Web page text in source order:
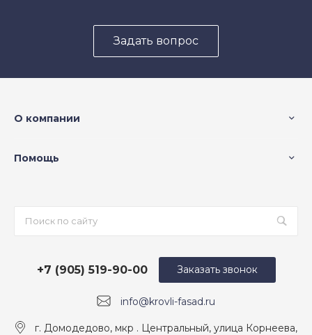
Задать вопрос
О компании
Помощь
info@krovli-fasad.ru
+7 (905) 519-90-00
г. Домодедово, мкр . Центральный, улица Корнеева,
Заказать звонок